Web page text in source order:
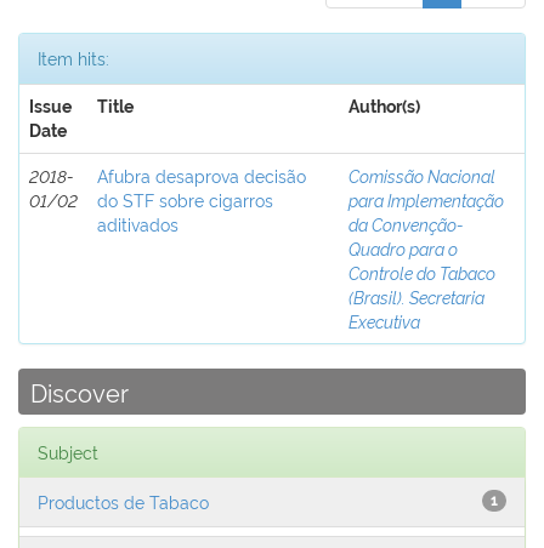
Item hits:
Issue
Date
Title Author(s)
2018-
01/02
Afubra desaprova decisão
do STF sobre cigarros
aditivados
Comissão Nacional
para Implementação
da Convenção-
Quadro para o
Controle do Tabaco
(Brasil). Secretaria
Executiva
Discover
Subject
1
Productos de Tabaco